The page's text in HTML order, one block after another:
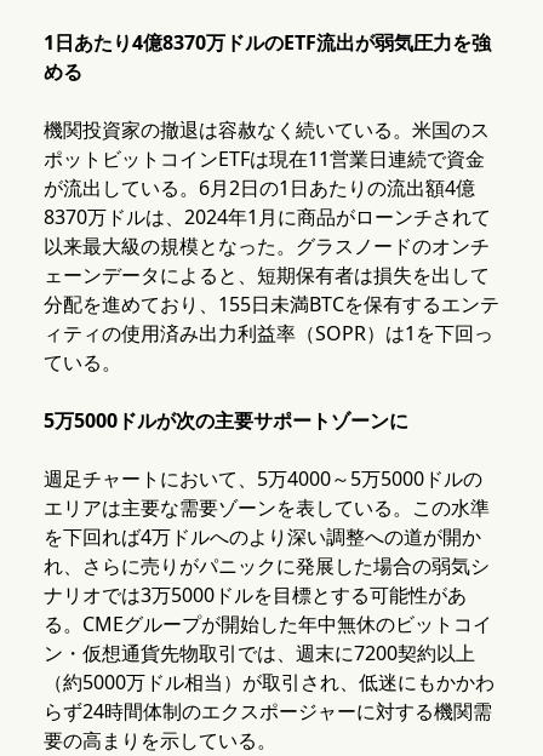
1日あたり4億8370万ドルのETF流出が弱気圧力を強
める
機関投資家の撤退は容赦なく続いている。米国のス
ポットビットコインETFは現在11営業日連続で資金
が流出している。6月2日の1日あたりの流出額4億
8370万ドルは、2024年1月に商品がローンチされて
以来最大級の規模となった。グラスノードのオンチ
ェーンデータによると、短期保有者は損失を出して
分配を進めており、155日未満BTCを保有するエンテ
ィティの使用済み出力利益率（SOPR）は1を下回っ
ている。
5万5000ドルが次の主要サポートゾーンに
週足チャートにおいて、5万4000～5万5000ドルの
エリアは主要な需要ゾーンを表している。この水準
を下回れば4万ドルへのより深い調整への道が開か
れ、さらに売りがパニックに発展した場合の弱気シ
ナリオでは3万5000ドルを目標とする可能性があ
る。CMEグループが開始した年中無休のビットコイ
ン・仮想通貨先物取引では、週末に7200契約以上
（約5000万ドル相当）が取引され、低迷にもかかわ
らず24時間体制のエクスポージャーに対する機関需
要の高まりを示している。